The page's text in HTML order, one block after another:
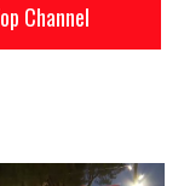
Channel